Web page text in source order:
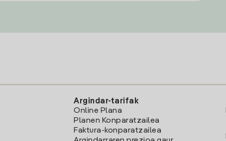
Argindar-tarifak
Online Plana
Planen Konparatzailea
Faktura-konparatzailea